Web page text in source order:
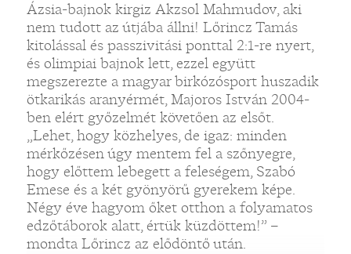
Ázsia-bajnok kirgiz Akzsol Mahmudov, aki
nem tudott az útjába állni! Lőrincz Tamás
kitolással és passzivitási ponttal 2:1-re nyert,
és olimpiai bajnok lett, ezzel együtt
megszerezte a magyar birkózósport huszadik
ötkarikás aranyérmét, Majoros István 2004-
ben elért győzelmét követően az elsőt.
„Lehet, hogy közhelyes, de igaz: minden
mérkőzésen úgy mentem fel a szőnyegre,
hogy előttem lebegett a feleségem, Szabó
Emese és a két gyönyörű gyerekem képe.
Négy éve hagyom őket otthon a folyamatos
edzőtáborok alatt, értük küzdöttem!” –
mondta Lőrincz az elődöntő után.